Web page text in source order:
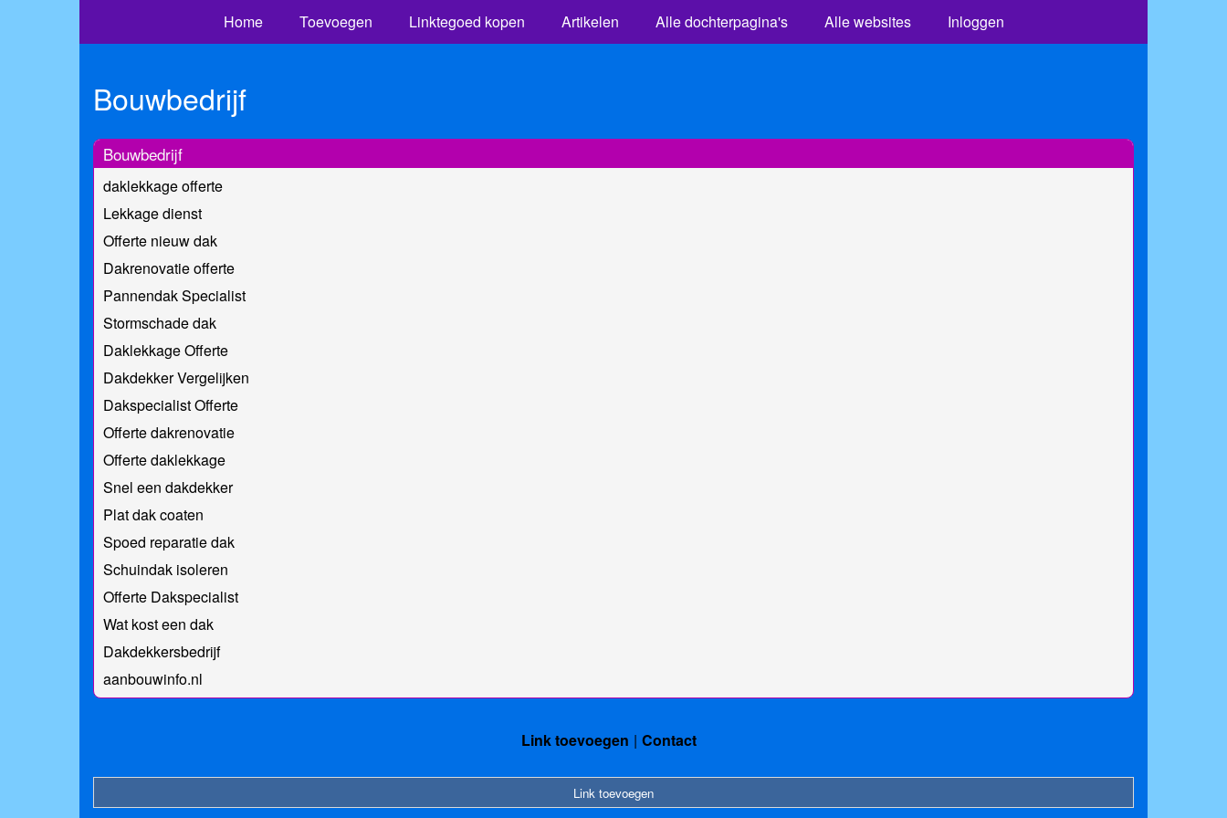
Home Toevoegen Linktegoed kopen Artikelen Alle dochterpagina's Alle websites Inloggen
Bouwbedrijf
Bouwbedrijf
daklekkage offerte
Lekkage dienst
Offerte nieuw dak
Dakrenovatie offerte
Pannendak Specialist
Stormschade dak
Daklekkage Offerte
Dakdekker Vergelijken
Dakspecialist Offerte
Offerte dakrenovatie
Offerte daklekkage
Snel een dakdekker
Plat dak coaten
Spoed reparatie dak
Schuindak isoleren
Offerte Dakspecialist
Wat kost een dak
Dakdekkersbedrijf
aanbouwinfo.nl
Link toevoegen Contact
Link toevoegen